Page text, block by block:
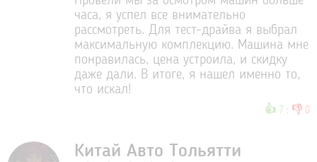
часа, я успел все внимательно
рассмотреть. Для тест-драйва я выбрал
максимальную комплекцию. Машина мне
понравилась, цена устроила, и скидку
даже дали. В итоге, я нашел именно то,
что искал!
👍 7 : 👎 0
Китай Авто Тольятти